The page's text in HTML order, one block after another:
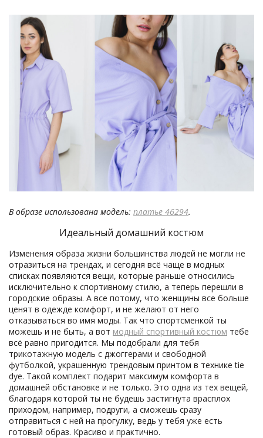
В образе использована модель: платье 46294.
Идеальный домашний костюм
Изменения образа жизни большинства людей не могли не
отразиться на трендах, и сегодня всё чаще в модных
списках появляются вещи, которые раньше относились
исключительно к спортивному стилю, а теперь перешли в
городские образы. А все потому, что женщины все больше
ценят в одежде комфорт, и не желают от него
отказываться во имя моды. Так что спортсменкой ты
можешь и не быть, а вот модный спортивный костюм тебе
всё равно пригодится. Мы подобрали для тебя
трикотажную модель с джоггерами и свободной
футболкой, украшенную трендовым принтом в технике tie
dye. Такой комплект подарит максимум комфорта в
домашней обстановке и не только. Это одна из тех вещей,
благодаря которой ты не будешь застигнута врасплох
приходом, например, подруги, а сможешь сразу
отправиться с ней на прогулку, ведь у тебя уже есть
готовый образ. Красиво и практично.